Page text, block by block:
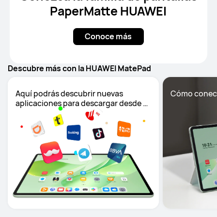
PaperMatte HUAWEI
Conoce más
Descubre más con la HUAWEI MatePad
Aquí podrás descubrir nuevas
aplicaciones para descargar desde
Cómo